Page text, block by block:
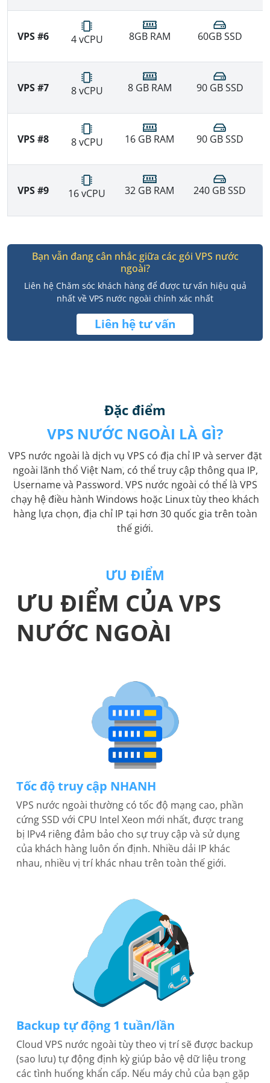
VPS #6 4 vCPU 8GB RAM 60GB SSD
VPS #7 8 vCPU 8 GB RAM 90 GB SSD
VPS #8 8 vCPU 16 GB RAM 90 GB SSD
VPS #9 16 vCPU 32 GB RAM 240 GB SSD
Bạn vẫn đang cân nhắc giữa các gói VPS nước
ngoài?
Liên hệ Chăm sóc khách hàng để được tư vấn hiệu quả
nhất về VPS nước ngoài chính xác nhất
Liên hệ tư vấn
Đặc điểm
VPS NƯỚC NGOÀI LÀ GÌ?
VPS nước ngoài là dịch vụ VPS có địa chỉ IP và server đặt
ngoài lãnh thổ Việt Nam, có thể truy cập thông qua IP,
Username và Password. VPS nước ngoài có thể là VPS
chạy hệ điều hành Windows hoặc Linux tùy theo khách
hàng lựa chọn, địa chỉ IP tại hơn 30 quốc gia trên toàn
thế giới.
ƯU ĐIỂM
ƯU ĐIỂM CỦA VPS
NƯỚC NGOÀI
Tốc độ truy cập NHANH
VPS nước ngoài thường có tốc độ mạng cao, phần
cứng SSD với CPU Intel Xeon mới nhất, được trang
bị IPv4 riêng đảm bảo cho sự truy cập và sử dụng
của khách hàng luôn ổn định. Nhiều dải IP khác
nhau, nhiều vị trí khác nhau trên toàn thế giới.
Backup tự động 1 tuần/lần
Cloud VPS nước ngoài tùy theo vị trí sẽ được backup
(sao lưu) tự động định kỳ giúp bảo vệ dữ liệu trong
các tình huống khẩn cấp. Nếu máy chủ của bạn gặp